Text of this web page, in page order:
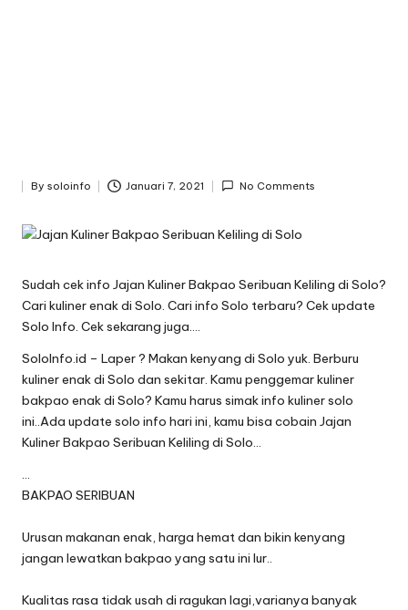
Posted
By soloinfo Januari 7, 2021 No Comments
Sudah cek info Jajan Kuliner Bakpao Seribuan Keliling di Solo?
Cari kuliner enak di Solo. Cari info Solo terbaru? Cek update
Solo Info. Cek sekarang juga….
SoloInfo.id – Laper ? Makan kenyang di Solo yuk. Berburu
kuliner enak di Solo dan sekitar. Kamu penggemar kuliner
bakpao enak di Solo? Kamu harus simak info kuliner solo
ini..Ada update solo info hari ini, kamu bisa cobain Jajan
Kuliner Bakpao Seribuan Keliling di Solo…
…
BAKPAO SERIBUAN
Urusan makanan enak, harga hemat dan bikin kenyang
jangan lewatkan bakpao yang satu ini lur..
Kualitas rasa tidak usah di ragukan lagi,varianya banyak